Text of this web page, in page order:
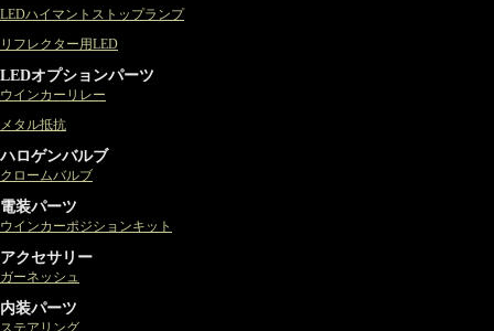
LEDハイマントストップランプ
リフレクター用LED
LEDオプションパーツ
ウインカーリレー
メタル抵抗
ハロゲンバルブ
クロームバルブ
電装パーツ
ウインカーポジションキット
アクセサリー
ガーネッシュ
内装パーツ
ステアリング